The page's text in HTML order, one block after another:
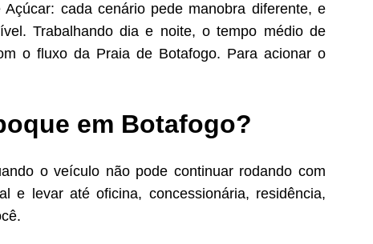
cada cenário pede manobra diferente, e
Trabalhando dia e noite, o tempo médio de
o fluxo da Praia de Botafogo. Para acionar o
em Botafogo?
o veículo não pode continuar rodando com
e levar até oficina, concessionária, residência,